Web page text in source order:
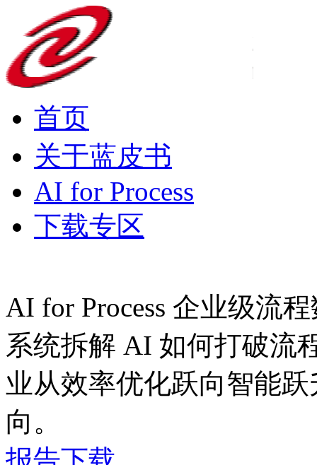
首页
关于蓝皮书
AI for Process
下载专区
AI for Process 企业级流
系统拆解 AI 如何打破流程
业从效率优化跃向智能跃
向。